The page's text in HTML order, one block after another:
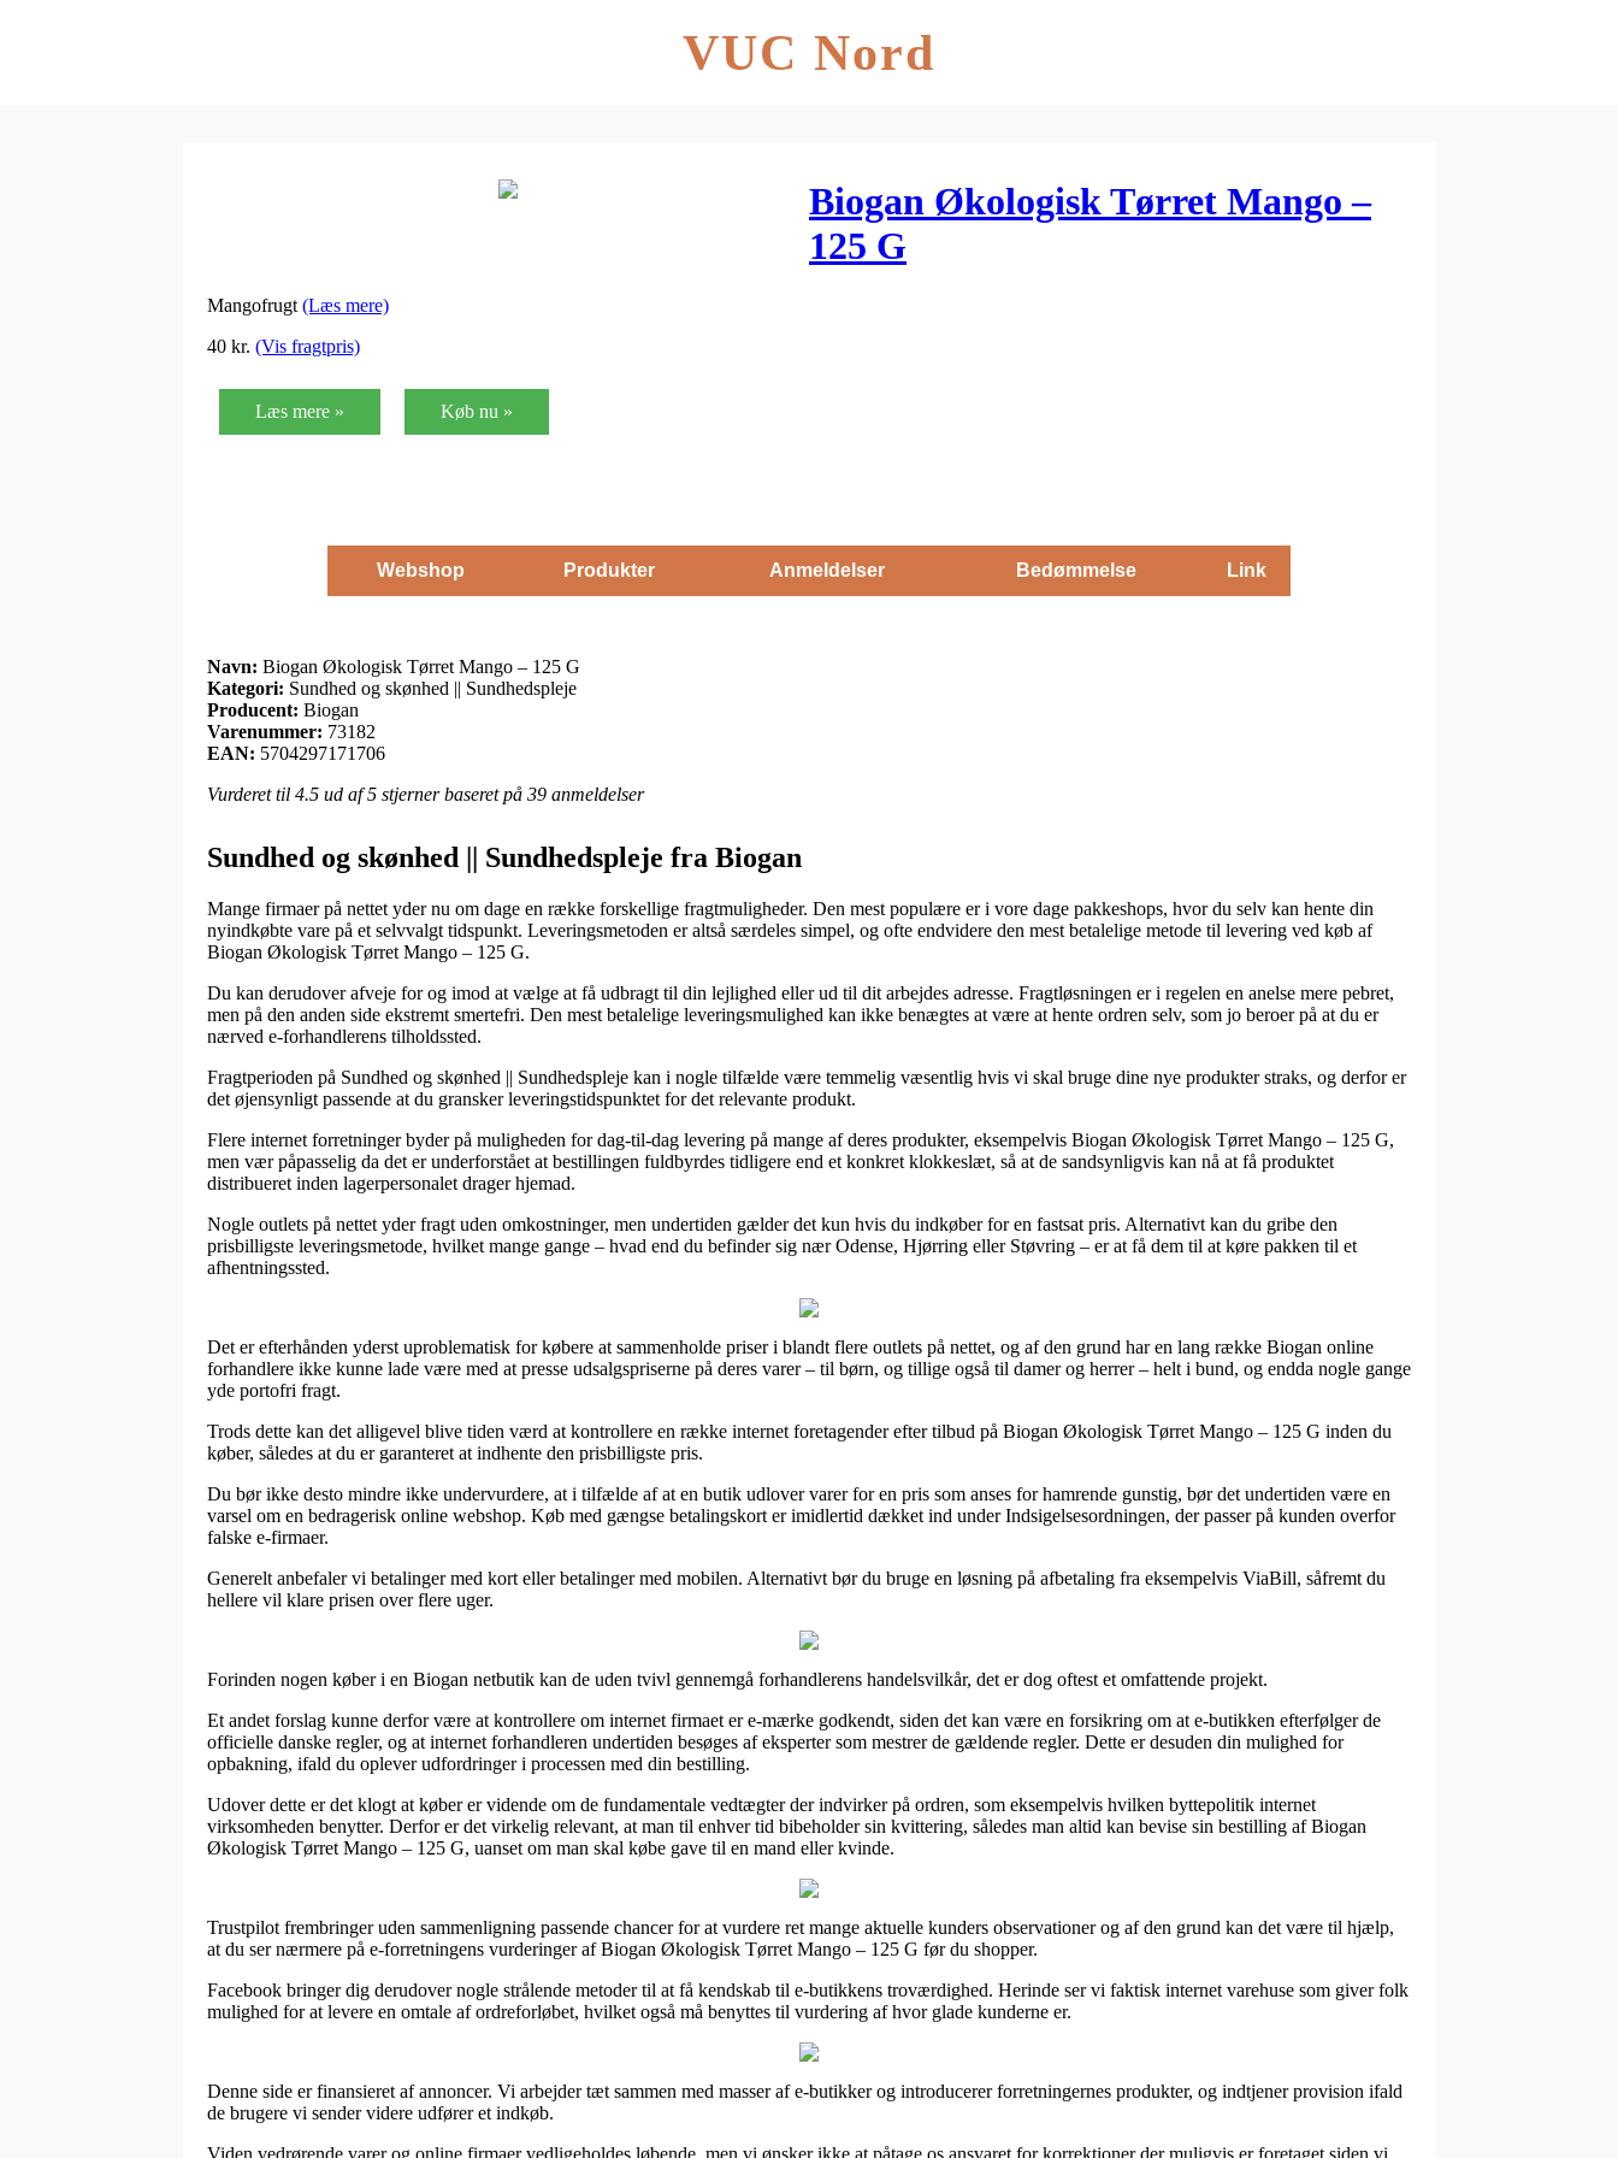
VUC Nord
Biogan Økologisk Tørret Mango –
125 G
Mangofrugt (Læs mere)
40 kr. (Vis fragtpris)
Læs mere » Køb nu »
Webshop Produkter Anmeldelser Bedømmelse Link
Navn: Biogan Økologisk Tørret Mango – 125 G
Kategori: Sundhed og skønhed || Sundhedspleje
Producent: Biogan
Varenummer: 73182
EAN: 5704297171706
Vurderet til 4.5 ud af 5 stjerner baseret på 39 anmeldelser
Sundhed og skønhed || Sundhedspleje fra Biogan
Mange firmaer på nettet yder nu om dage en række forskellige fragtmuligheder. Den mest populære er i vore dage pakkeshops, hvor du selv kan hente din
nyindkøbte vare på et selvvalgt tidspunkt. Leveringsmetoden er altså særdeles simpel, og ofte endvidere den mest betalelige metode til levering ved køb af
Biogan Økologisk Tørret Mango – 125 G.
Du kan derudover afveje for og imod at vælge at få udbragt til din lejlighed eller ud til dit arbejdes adresse. Fragtløsningen er i regelen en anelse mere pebret,
men på den anden side ekstremt smertefri. Den mest betalelige leveringsmulighed kan ikke benægtes at være at hente ordren selv, som jo beroer på at du er
nærved e-forhandlerens tilholdssted.
Fragtperioden på Sundhed og skønhed || Sundhedspleje kan i nogle tilfælde være temmelig væsentlig hvis vi skal bruge dine nye produkter straks, og derfor er
det øjensynligt passende at du gransker leveringstidspunktet for det relevante produkt.
Flere internet forretninger byder på muligheden for dag-til-dag levering på mange af deres produkter, eksempelvis Biogan Økologisk Tørret Mango – 125 G,
men vær påpasselig da det er underforstået at bestillingen fuldbyrdes tidligere end et konkret klokkeslæt, så at de sandsynligvis kan nå at få produktet
distribueret inden lagerpersonalet drager hjemad.
Nogle outlets på nettet yder fragt uden omkostninger, men undertiden gælder det kun hvis du indkøber for en fastsat pris. Alternativt kan du gribe den
prisbilligste leveringsmetode, hvilket mange gange – hvad end du befinder sig nær Odense, Hjørring eller Støvring – er at få dem til at køre pakken til et
afhentningssted.
Det er efterhånden yderst uproblematisk for købere at sammenholde priser i blandt flere outlets på nettet, og af den grund har en lang række Biogan online
forhandlere ikke kunne lade være med at presse udsalgspriserne på deres varer – til børn, og tillige også til damer og herrer – helt i bund, og endda nogle gange
yde portofri fragt.
Trods dette kan det alligevel blive tiden værd at kontrollere en række internet foretagender efter tilbud på Biogan Økologisk Tørret Mango – 125 G inden du
køber, således at du er garanteret at indhente den prisbilligste pris.
Du bør ikke desto mindre ikke undervurdere, at i tilfælde af at en butik udlover varer for en pris som anses for hamrende gunstig, bør det undertiden være en
varsel om en bedragerisk online webshop. Køb med gængse betalingskort er imidlertid dækket ind under Indsigelsesordningen, der passer på kunden overfor
falske e-firmaer.
Generelt anbefaler vi betalinger med kort eller betalinger med mobilen. Alternativt bør du bruge en løsning på afbetaling fra eksempelvis ViaBill, såfremt du
hellere vil klare prisen over flere uger.
Forinden nogen køber i en Biogan netbutik kan de uden tvivl gennemgå forhandlerens handelsvilkår, det er dog oftest et omfattende projekt.
Et andet forslag kunne derfor være at kontrollere om internet firmaet er e-mærke godkendt, siden det kan være en forsikring om at e-butikken efterfølger de
officielle danske regler, og at internet forhandleren undertiden besøges af eksperter som mestrer de gældende regler. Dette er desuden din mulighed for
opbakning, ifald du oplever udfordringer i processen med din bestilling.
Udover dette er det klogt at køber er vidende om de fundamentale vedtægter der indvirker på ordren, som eksempelvis hvilken byttepolitik internet
virksomheden benytter. Derfor er det virkelig relevant, at man til enhver tid bibeholder sin kvittering, således man altid kan bevise sin bestilling af Biogan
Økologisk Tørret Mango – 125 G, uanset om man skal købe gave til en mand eller kvinde.
Trustpilot frembringer uden sammenligning passende chancer for at vurdere ret mange aktuelle kunders observationer og af den grund kan det være til hjælp,
at du ser nærmere på e-forretningens vurderinger af Biogan Økologisk Tørret Mango – 125 G før du shopper.
Facebook bringer dig derudover nogle strålende metoder til at få kendskab til e-butikkens troværdighed. Herinde ser vi faktisk internet varehuse som giver folk
mulighed for at levere en omtale af ordreforløbet, hvilket også må benyttes til vurdering af hvor glade kunderne er.
Denne side er finansieret af annoncer. Vi arbejder tæt sammen med masser af e-butikker og introducerer forretningernes produkter, og indtjener provision ifald
de brugere vi sender videre udfører et indkøb.
Viden vedrørende varer og online firmaer vedligeholdes løbende, men vi ønsker ikke at påtage os ansvaret for korrektioner der muligvis er foretaget siden vi